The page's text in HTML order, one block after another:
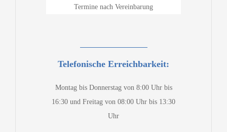
Termine nach Vereinbarung
Telefonische Erreichbarkeit:
Montag bis Donnerstag von 8:00 Uhr bis
16:30 und Freitag von 08:00 Uhr bis 13:30
Uhr